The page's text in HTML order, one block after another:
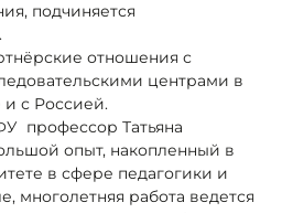
подчиняется
отношения с
центрами в
и с Россией.
профессор Татьяна
опыт, накопленный в
в сфере педагогики и
многолетняя работа ведется